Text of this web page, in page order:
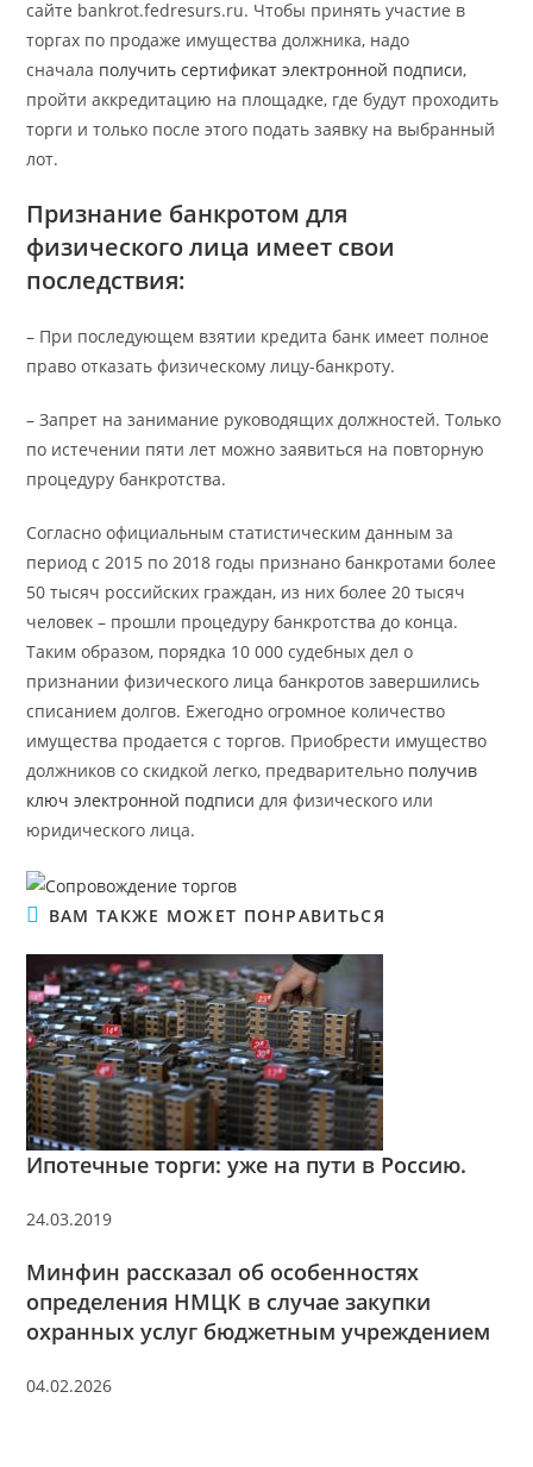
сайте bankrot.fedresurs.ru. Чтобы принять участие в
торгах по продаже имущества должника, надо
сначала получить сертификат электронной подписи,
пройти аккредитацию на площадке, где будут проходить
торги и только после этого подать заявку на выбранный
лот.
Признание банкротом для
физического лица имеет свои
последствия:
– При последующем взятии кредита банк имеет полное
право отказать физическому лицу-банкроту.
– Запрет на занимание руководящих должностей. Только
по истечении пяти лет можно заявиться на повторную
процедуру банкротства.
Согласно официальным статистическим данным за
период с 2015 по 2018 годы признано банкротами более
50 тысяч российских граждан, из них более 20 тысяч
человек – прошли процедуру банкротства до конца.
Таким образом, порядка 10 000 судебных дел о
признании физического лица банкротов завершились
списанием долгов. Ежегодно огромное количество
имущества продается с торгов. Приобрести имущество
должников со скидкой легко, предварительно получив
ключ электронной подписи для физического или
юридического лица.
ВАМ ТАКЖЕ МОЖЕТ ПОНРАВИТЬСЯ
Ипотечные торги: уже на пути в Россию.
24.03.2019
Минфин рассказал об особенностях
определения НМЦК в случае закупки
охранных услуг бюджетным учреждением
04.02.2026